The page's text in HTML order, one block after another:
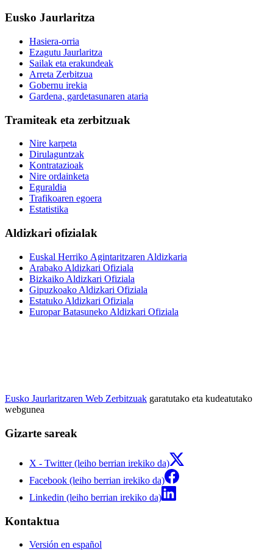
Eusko Jaurlaritza
Hasiera-orria
Ezagutu Jaurlaritza
Sailak eta erakundeak
Arreta Zerbitzua
Gobernu irekia
Gardena, gardetasunaren ataria
Tramiteak eta zerbitzuak
Nire karpeta
Dirulaguntzak
Kontratazioak
Nire ordainketa
Eguraldia
Trafikoaren egoera
Estatistika
Aldizkari ofizialak
Euskal Herriko Agintaritzaren Aldizkaria
Arabako Aldizkari Ofiziala
Bizkaiko Aldizkari Ofiziala
Gipuzkoako Aldizkari Ofiziala
Estatuko Aldizkari Ofiziala
Europar Batasuneko Aldizkari Ofiziala
Eusko Jaurlaritzaren Web Zerbitzuak garatutako eta kudeatutako
webgunea
Gizarte sareak
X - Twitter (leiho berrian irekiko da)
Facebook (leiho berrian irekiko da)
Linkedin (leiho berrian irekiko da)
Kontaktua
Versión en español